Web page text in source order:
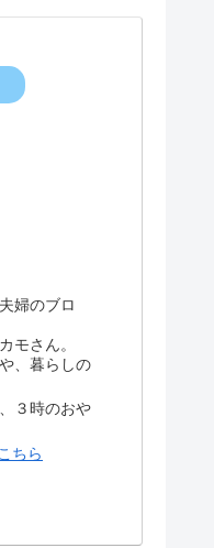
婦のブロ
モさん。
、暮らしの
３時のおや
こちら